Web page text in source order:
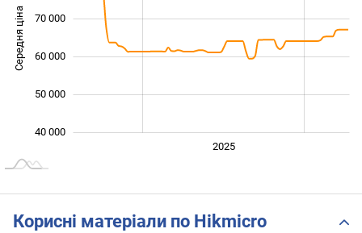
Середня ціна
40 000
50 000
60 000
70 000
2025
Корисні матеріали по Hikmicro